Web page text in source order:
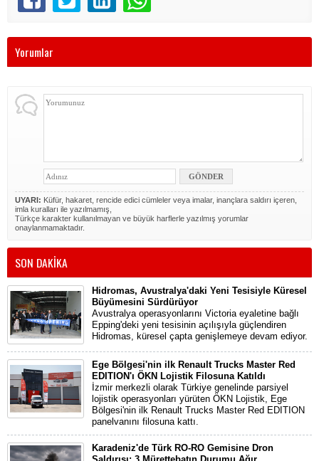
Yorumlar
UYARI: Küfür, hakaret, rencide edici cümleler veya imalar, inançlara saldırı içeren,
imla kuralları ile yazılmamış,
Türkçe karakter kullanılmayan ve büyük harflerle yazılmış yorumlar
onaylanmamaktadır.
SON DAKİKA
Hidromas, Avustralya'daki Yeni Tesisiyle Küresel
Büyümesini Sürdürüyor
Avustralya operasyonlarını Victoria eyaletine bağlı
Epping'deki yeni tesisinin açılışıyla güçlendiren
Hidromas, küresel çapta genişlemeye devam ediyor.
Ege Bölgesi'nin ilk Renault Trucks Master Red
EDITION'ı ÖKN Lojistik Filosuna Katıldı
İzmir merkezli olarak Türkiye genelinde parsiyel
lojistik operasyonları yürüten ÖKN Lojistik, Ege
Bölgesi'nin ilk Renault Trucks Master Red EDITION
panelvanını filosuna kattı.
Karadeniz'de Türk RO-RO Gemisine Dron